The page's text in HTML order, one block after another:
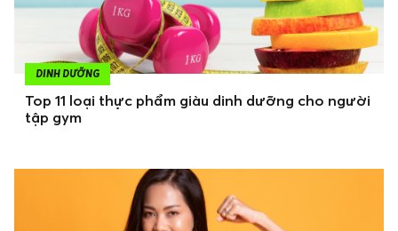
DINH DƯỠNG
Top 11 loại thực phẩm giàu dinh dưỡng cho người
tập gym